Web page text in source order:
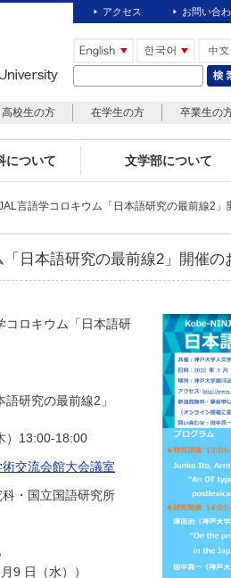
アクセス お問い合
高校生の方 在学生の方 卒業生の
について 文学部について
言語学コロキウム「日本語研究の最前線2」
日本語研究の最前線2」開催の
コロキウム「日本語研
研究の最前線2」
）13:00-18:00
交流会館⼤会議室
・国⽴国語研究所
9 ⽇（⽔））